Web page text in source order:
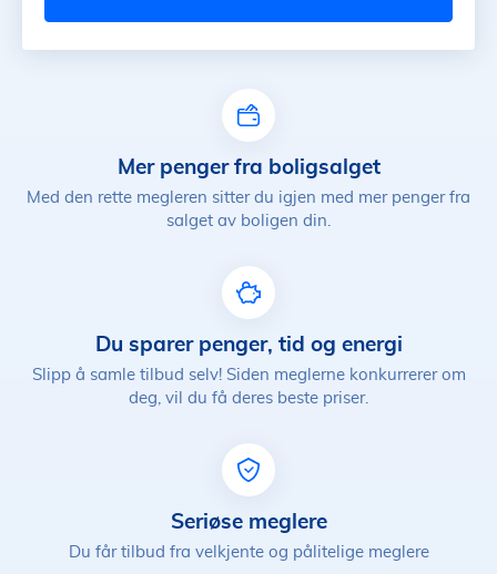
Mer penger fra boligsalget
Med den rette megleren sitter du igjen med mer penger fra
salget av boligen din.
Du sparer penger, tid og energi
Slipp å samle tilbud selv! Siden meglerne konkurrerer om
deg, vil du få deres beste priser.
Seriøse meglere
Du får tilbud fra velkjente og pålitelige meglere